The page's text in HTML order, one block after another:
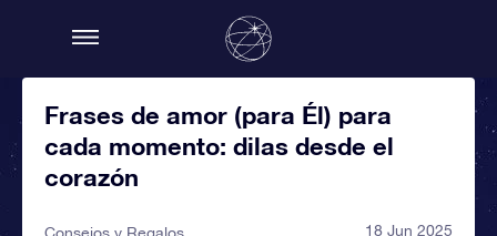
Frases de amor (para Él) para
cada momento: dilas desde el
corazón
18 Jun 2025